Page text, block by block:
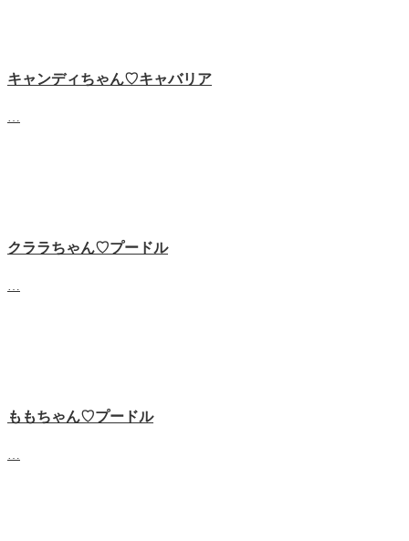
キャンディちゃん♡キャバリア
クララちゃん♡プードル
ももちゃん♡プードル